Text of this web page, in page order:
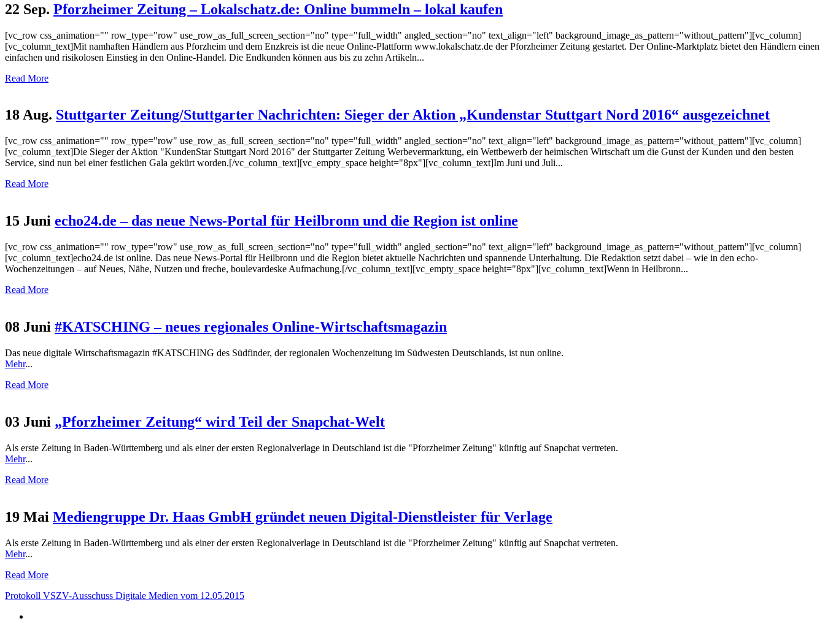
22 Sep. Pforzheimer Zeitung – Lokalschatz.de: Online bummeln – lokal kaufen
[vc_row css_animation="" row_type="row" use_row_as_full_screen_section="no" type="full_width" angled_section="no" text_align="left" background_image_as_pattern="without_pattern"][vc_column]
[vc_column_text]Mit namhaften Händlern aus Pforzheim und dem Enzkreis ist die neue Online-Plattform www.lokalschatz.de der Pforzheimer Zeitung gestartet. Der Online-Marktplatz bietet den Händlern einen
einfachen und risikolosen Einstieg in den Online-Handel. Die Endkunden können aus bis zu zehn Artikeln...
Read More
18 Aug. Stuttgarter Zeitung/Stuttgarter Nachrichten: Sieger der Aktion „Kundenstar Stuttgart Nord 2016“ ausgezeichnet
[vc_row css_animation="" row_type="row" use_row_as_full_screen_section="no" type="full_width" angled_section="no" text_align="left" background_image_as_pattern="without_pattern"][vc_column]
[vc_column_text]Die Sieger der Aktion "KundenStar Stuttgart Nord 2016" der Stuttgarter Zeitung Werbevermarktung, ein Wettbewerb der heimischen Wirtschaft um die Gunst der Kunden und den besten
Service, sind nun bei einer festlichen Gala gekürt worden.[/vc_column_text][vc_empty_space height="8px"][vc_column_text]Im Juni und Juli...
Read More
15 Juni echo24.de – das neue News-Portal für Heilbronn und die Region ist online
[vc_row css_animation="" row_type="row" use_row_as_full_screen_section="no" type="full_width" angled_section="no" text_align="left" background_image_as_pattern="without_pattern"][vc_column]
[vc_column_text]echo24.de ist online. Das neue News-Portal für Heilbronn und die Region bietet aktuelle Nachrichten und spannende Unterhaltung. Die Redaktion setzt dabei – wie in den echo-
Wochenzeitungen – auf Neues, Nähe, Nutzen und freche, boulevardeske Aufmachung.[/vc_column_text][vc_empty_space height="8px"][vc_column_text]Wenn in Heilbronn...
Read More
08 Juni #KATSCHING – neues regionales Online-Wirtschaftsmagazin
Das neue digitale Wirtschaftsmagazin #KATSCHING des Südfinder, der regionalen Wochenzeitung im Südwesten Deutschlands, ist nun online.
Mehr...
Read More
03 Juni „Pforzheimer Zeitung“ wird Teil der Snapchat-Welt
Als erste Zeitung in Baden-Württemberg und als einer der ersten Regionalverlage in Deutschland ist die "Pforzheimer Zeitung" künftig auf Snapchat vertreten.
Mehr...
Read More
19 Mai Mediengruppe Dr. Haas GmbH gründet neuen Digital-Dienstleister für Verlage
Als erste Zeitung in Baden-Württemberg und als einer der ersten Regionalverlage in Deutschland ist die "Pforzheimer Zeitung" künftig auf Snapchat vertreten.
Mehr...
Read More
Protokoll VSZV-Ausschuss Digitale Medien vom 12.05.2015